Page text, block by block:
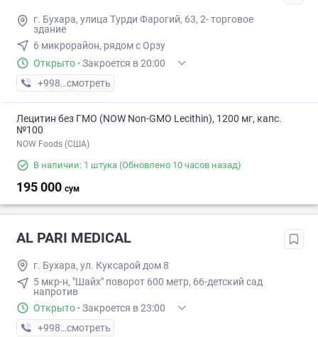
г. Бухара, улица Турди Фарогий, 63, 2- торговое
здание
6 микрорайон, рядом с Орзу
Открыто · Закроется в 20:00
+998 (91) XXX-XX-XX
смотреть
Лецитин без ГМО (NOW Non-GMO Lecithin), 1200 мг, капс.
№100
NOW Foods (США)
В наличии: 1 штука (Обновлено 10 часов назад)
195 000 сум
AL PARI MEDICAL
г. Бухара, ул. Куксарой дом 8
5 мкр-н, "Шайх" поворот 600 метр, 66-детский сад
напротив
Открыто · Закроется в 23:00
+998 (97) XXX-XX-XX
смотреть